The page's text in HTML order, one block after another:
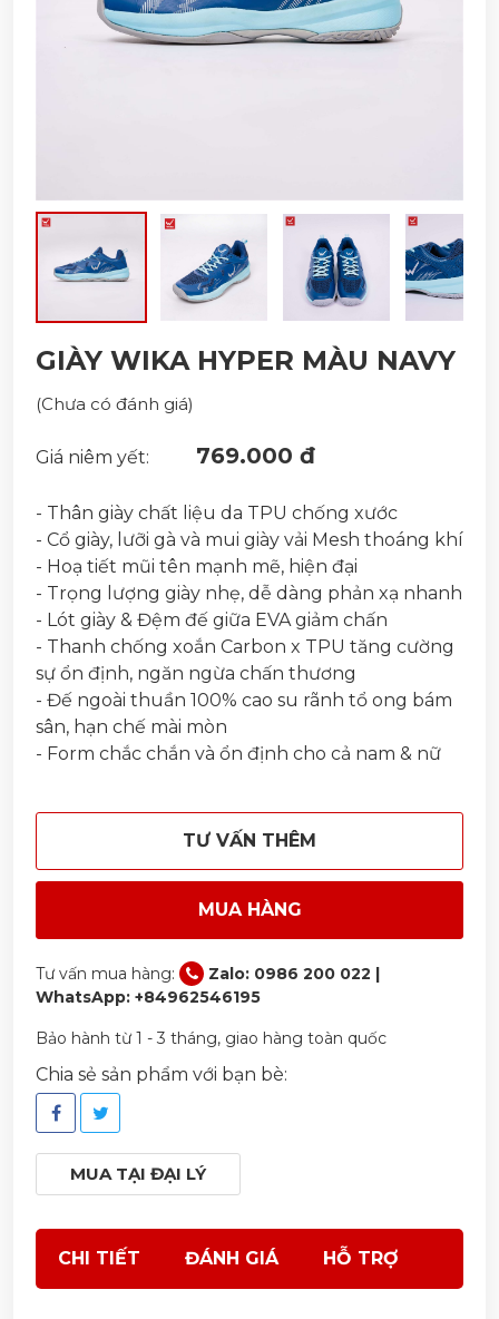
GIÀY WIKA HYPER MÀU NAVY
(Chưa có đánh giá)
Giá niêm yết: 769.000 đ
- Thân giày chất liệu da TPU chống xước
- Cổ giày, lưỡi gà và mui giày vải Mesh thoáng khí
- Hoạ tiết mũi tên mạnh mẽ, hiện đại
- Trọng lượng giày nhẹ, dễ dàng phản xạ nhanh
- Lót giày & Đệm đế giữa EVA giảm chấn
- Thanh chống xoắn Carbon x TPU tăng cường
sự ổn định, ngăn ngừa chấn thương
- Đế ngoài thuần 100% cao su rãnh tổ ong bám
sân, hạn chế mài mòn
- Form chắc chắn và ổn định cho cả nam & nữ
TƯ VẤN THÊM
MUA HÀNG
Tư vấn mua hàng:
Zalo: 0986 200 022 |
WhatsApp: +84962546195
Bảo hành từ 1 - 3 tháng, giao hàng toàn quốc
Chia sẻ sản phẩm với bạn bè:
MUA TẠI ĐẠI LÝ
CHI TIẾT ĐÁNH GIÁ HỖ TRỢ